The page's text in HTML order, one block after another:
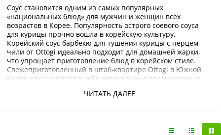
ЧИТАТЬ ДАЛЕЕ
Соус становится одним из самых популярных
«национальных блюд» для мужчин и женщин всех
возрастов в Корее. Популярность острого соевого соуса
для курицы прочно вошла в корейскую культуру.
Корейский соус барбекю для тушения курицы с перцем
чили от Ottogi идеально подходит для домашней жарки,
что упрощает приготовление блюд в корейском стиле.
Свежеприготовленный в штаб-квартире Ottogi в Южной
Корее соус сочетает в себе аутентичные традиционные
барбекю и чили. Просто обильно замаринуйте, чтобы